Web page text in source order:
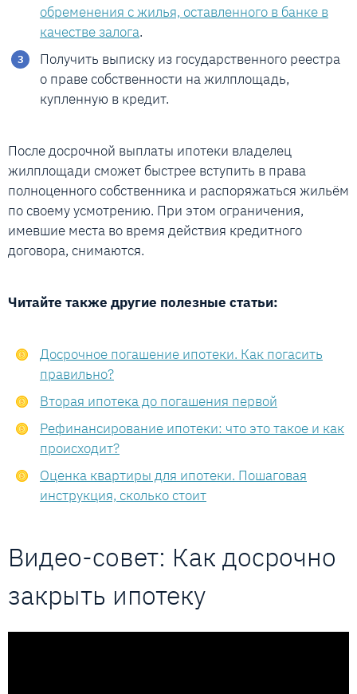
обременения с жилья, оставленного в банке в
качестве залога.
Получить выписку из государственного реестра
о праве собственности на жилплощадь,
купленную в кредит.
После досрочной выплаты ипотеки владелец
жилплощади сможет быстрее вступить в права
полноценного собственника и распоряжаться жильём
по своему усмотрению. При этом ограничения,
имевшие места во время действия кредитного
договора, снимаются.
Читайте также другие полезные статьи:
Досрочное погашение ипотеки. Как погасить
правильно?
Вторая ипотека до погашения первой
Рефинансирование ипотеки: что это такое и как
происходит?
Оценка квартиры для ипотеки. Пошаговая
инструкция, сколько стоит
Видео-совет: Как досрочно
закрыть ипотеку